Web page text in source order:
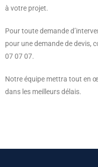
à votre projet.
Pour toute demande
pour une demande de devis,
07 07 07.
Notre équipe mettra tout en
dans les meilleurs délais.